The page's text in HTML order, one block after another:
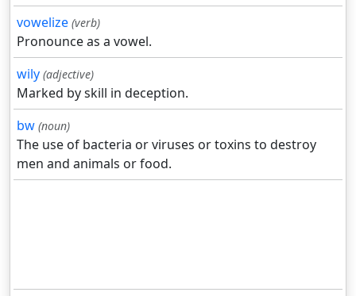
vowelize (verb)
Pronounce as a vowel.
wily (adjective)
Marked by skill in deception.
bw (noun)
The use of bacteria or viruses or toxins to destroy
men and animals or food.